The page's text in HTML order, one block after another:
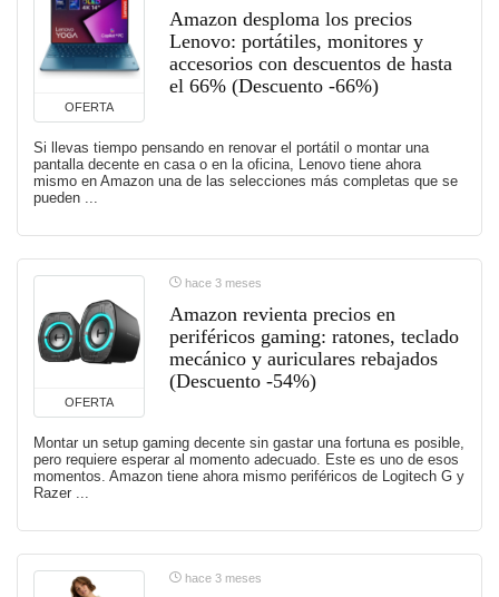
OFERTA
Amazon desploma los precios
Lenovo: portátiles, monitores y
accesorios con descuentos de hasta
el 66% (Descuento -66%)
Si llevas tiempo pensando en renovar el portátil o montar una
pantalla decente en casa o en la oficina, Lenovo tiene ahora
mismo en Amazon una de las selecciones más completas que se
pueden ...
OFERTA
hace 3 meses
Amazon revienta precios en
periféricos gaming: ratones, teclado
mecánico y auriculares rebajados
(Descuento -54%)
Montar un setup gaming decente sin gastar una fortuna es posible,
pero requiere esperar al momento adecuado. Este es uno de esos
momentos. Amazon tiene ahora mismo periféricos de Logitech G y
Razer ...
hace 3 meses